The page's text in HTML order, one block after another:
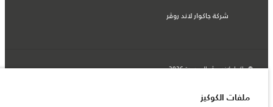
شركة جاكوار لاند روڤر
© جاكوار لاند روڨر المحدودة 2026
لبنان, سعد وطراد
ملفات الكوكيز